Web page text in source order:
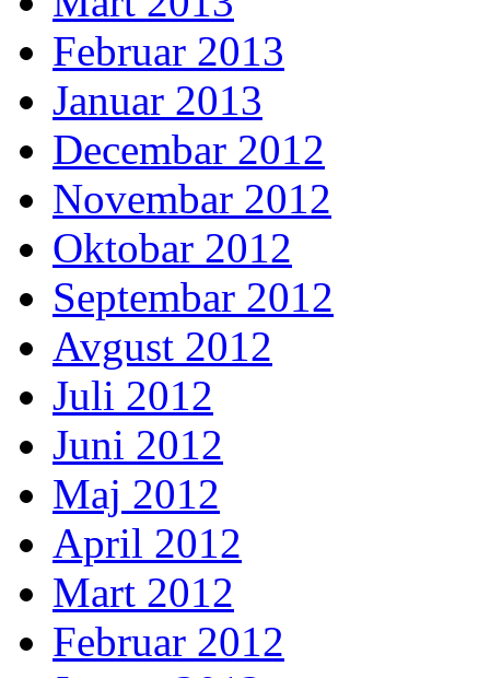
Februar 2013
Januar 2013
Decembar 2012
Novembar 2012
Oktobar 2012
Septembar 2012
Avgust 2012
Juli 2012
Juni 2012
Maj 2012
April 2012
Mart 2012
Februar 2012